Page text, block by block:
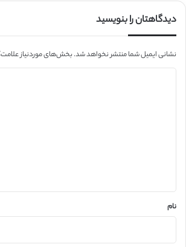
دیدگاهتان را بنویسید
نشانی ایمیل شما منتشر نخواهد شد.بخش‌های موردنیاز
نام